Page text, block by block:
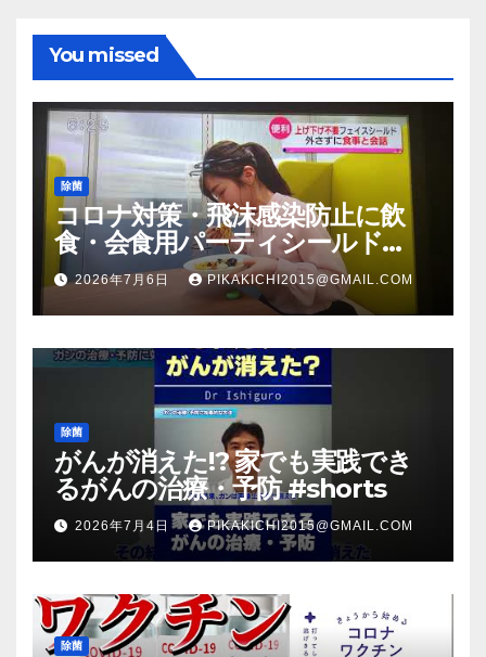
You missed
除菌
コロナ対策・飛沫感染防止に飲
食・会食用パーティシールド
（マスク会食代替品）ＦＢＣ福井
放送のＴＶ番組での紹介映像
2026年7月6日 PIKAKICHI2015@GMAIL.COM
除菌
がんが消えた!? 家でも実践でき
るがんの治療・予防 #shorts
2026年7月4日 PIKAKICHI2015@GMAIL.COM
除菌